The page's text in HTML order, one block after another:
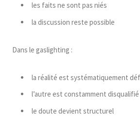
les faits ne sont pas niés
la discussion reste possible
Dans le gaslighting :
la réalité est systématiquement
l’autre est constamment disqualifié
le doute devient structurel